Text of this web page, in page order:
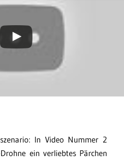
In Video Nummer 2
ein verliebtes Pärchen